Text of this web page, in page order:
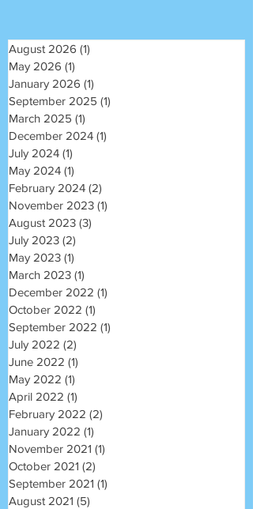
August 2026 (1)
May 2026 (1)
January 2026 (1)
September 2025 (1)
March 2025 (1)
December 2024 (1)
July 2024 (1)
May 2024 (1)
February 2024 (2)
November 2023 (1)
August 2023 (3)
July 2023 (2)
May 2023 (1)
March 2023 (1)
December 2022 (1)
October 2022 (1)
September 2022 (1)
July 2022 (2)
June 2022 (1)
May 2022 (1)
April 2022 (1)
February 2022 (2)
January 2022 (1)
November 2021 (1)
October 2021 (2)
September 2021 (1)
August 2021 (5)